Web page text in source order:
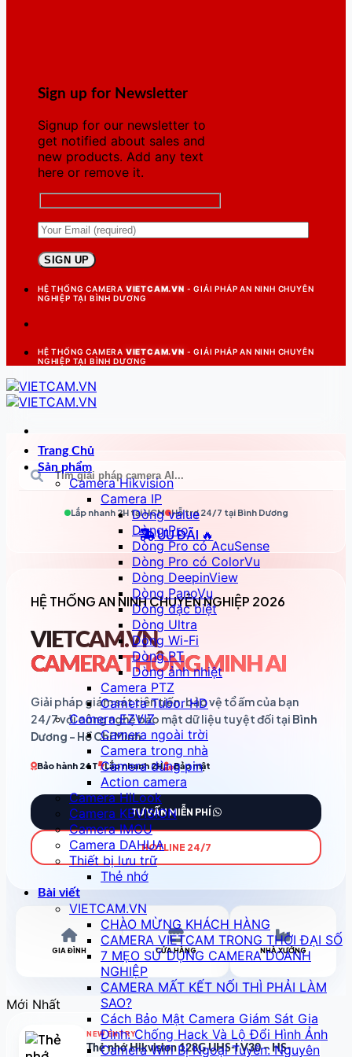
Sign up for Newsletter
Signup for our newsletter to
get notified about sales and
new products. Add any text
here or remove it.
HỆ THỐNG CAMERA VIETCAM.VN - GIẢI PHÁP AN NINH CHUYÊN
NGHIỆP TẠI BÌNH DƯƠNG
HỆ THỐNG CAMERA VIETCAM.VN - GIẢI PHÁP AN NINH CHUYÊN
NGHIỆP TẠI BÌNH DƯƠNG
Trang Chủ
Sản phẩm
Camera Hikvision
Camera IP
Dòng value
Dòng Pro
Dòng Pro có AcuSense
Dòng Pro có ColorVu
Dòng DeepinView
Dòng PanoVu
Dòng đặc biệt
Dòng Ultra
Dòng Wi-Fi
Dòng PT
Dòng ảnh nhiệt
Camera PTZ
Camera Tubor HD
Camera EZVIZ
Camera ngoài trời
Camera trong nhà
Camera dùng pin
Action camera
Camera HiLook
Camera KBVISION
Camera IMOU
Camera DAHUA
Thiết bị lưu trữ
Thẻ nhớ
Bài viết
VIETCAM.VN
CHÀO MỪNG KHÁCH HÀNG
CAMERA VIETCAM TRONG THỜI ĐẠI SỐ
7 MẸO SỬ DỤNG CAMERA DOANH
NGHIỆP
CAMERA MẤT KẾT NỐI THÌ PHẢI LÀM
SAO?
Cách Bảo Mật Camera Giám Sát Gia
Đình: Chống Hack Và Lộ Đổi Hình Ảnh
Camera Wifi Bị Ngoại Tuyến: Nguyên
Lắp nhanh 2H tạiHCM Hỗ trợ 24/7 tại Bình Dương
ƯU ĐÃI 🔥
HỆ THỐNG AN NINH CHUYÊN NGHIỆP 2026
VIETCAM.VN
CAMERA THÔNG MINH AI
Giải pháp giám sát tiên tiến, bảo vệ tổ ấm của bạn
24/7 với công nghệ bảo mật dữ liệu tuyệt đối tại Bình
Dương - Hồ Chí Minh.
Bảo hành 24T Lắp nhanh 2H Bảo mật
TƯ VẤN MIỄN PHÍ
HOTLINE 24/7
GIA ĐÌNH CỬA HÀNG NHÀ XƯỞNG
Mới Nhất
NEW ENTRY
Thẻ nhớ Hikvision 128G UHS-I V30 – HS-